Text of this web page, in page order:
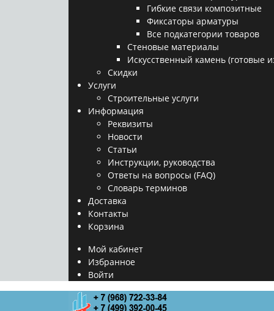
Гибкие связи композитные
Фиксаторы арматуры
Все подкатегории товаров
Стеновые материалы
Искусственный камень (готовые
Скидки
Услуги
Строительные услуги
Информация
Реквизиты
Новости
Статьи
Инструкции, руководства
Ответы на вопросы (FAQ)
Словарь терминов
Доставка
Контакты
Корзина
Мой кабинет
Избранное
Войти